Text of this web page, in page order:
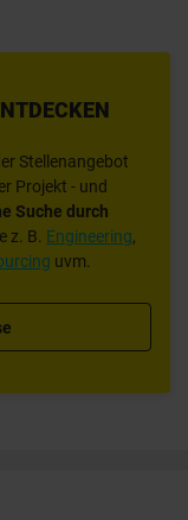
Stellenangebot
Projekt - und
Suche durch
z. B. Engineering,
uvm.